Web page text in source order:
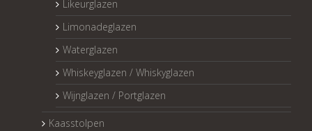
Likeurglazen
Limonadeglazen
Waterglazen
Whiskeyglazen / Whiskyglazen
Wijnglazen / Portglazen
Kaasstolpen